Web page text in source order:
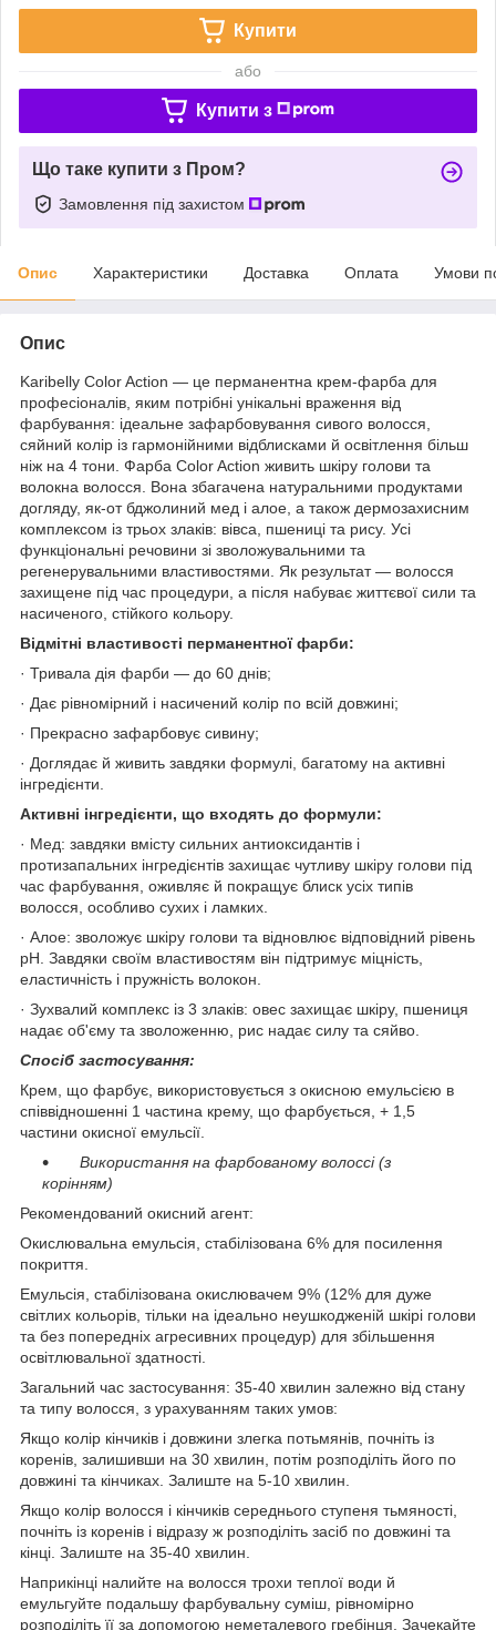
Купити
або
Купити з
Що таке купити з Пром?
Замовлення під захистом
Опис Характеристики Доставка Оплата Умови
Опис
Karibelly Color Action — це перманентна крем-фарба для
професіоналів, яким потрібні унікальні враження від
фарбування: ідеальне зафарбовування сивого волосся,
сяйний колір із гармонійними відблисками й освітлення більш
ніж на 4 тони. Фарба Color Action живить шкіру голови та
волокна волосся. Вона збагачена натуральними продуктами
догляду, як-от бджолиний мед і алое, а також дермозахисним
комплексом із трьох злаків: вівса, пшениці та рису. Усі
функціональні речовини зі зволожувальними та
регенерувальними властивостями. Як результат — волосся
захищене під час процедури, а після набуває життєвої сили та
насиченого, стійкого кольору.
Відмітні властивості перманентної фарби:
· Тривала дія фарби — до 60 днів;
· Дає рівномірний і насичений колір по всій довжині;
· Прекрасно зафарбовує сивину;
· Доглядає й живить завдяки формулі, багатому на активні
інгредієнти.
Активні інгредієнти, що входять до формули:
· Мед: завдяки вмісту сильних антиоксидантів і
протизапальних інгредієнтів захищає чутливу шкіру голови під
час фарбування, оживляє й покращує блиск усіх типів
волосся, особливо сухих і ламких.
· Алое: зволожує шкіру голови та відновлює відповідний рівень
pH. Завдяки своїм властивостям він підтримує міцність,
еластичність і пружність волокон.
· Зухвалий комплекс із 3 злаків: овес захищає шкіру, пшениця
надає об'єму та зволоженню, рис надає силу та сяйво.
Спосіб застосування:
Крем, що фарбує, використовується з окисною емульсією в
співвідношенні 1 частина крему, що фарбується, + 1,5
частини окисної емульсії.
Використання на фарбованому волоссі (з
корінням)
Рекомендований окисний агент:
Окислювальна емульсія, стабілізована 6% для посилення
покриття.
Емульсія, стабілізована окислювачем 9% (12% для дуже
світлих кольорів, тільки на ідеально неушкодженій шкірі голови
та без попередніх агресивних процедур) для збільшення
освітлювальної здатності.
Загальний час застосування: 35-40 хвилин залежно від стану
та типу волосся, з урахуванням таких умов:
Якщо колір кінчиків і довжини злегка потьмянів, почніть із
коренів, залишивши на 30 хвилин, потім розподіліть його по
довжині та кінчиках. Залиште на 5-10 хвилин.
Якщо колір волосся і кінчиків середнього ступеня тьмяності,
почніть із коренів і відразу ж розподіліть засіб по довжині та
кінці. Залиште на 35-40 хвилин.
Наприкінці налийте на волосся трохи теплої води й
емульгуйте подальшу фарбувальну суміш, рівномірно
розподіліть її за допомогою неметалевого гребінця. Зачекайте